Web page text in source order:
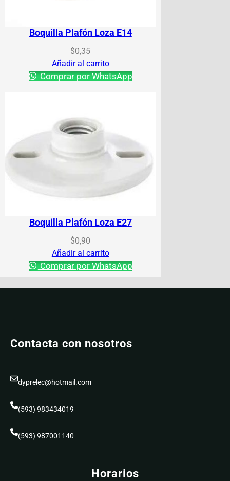
Boquilla Plafón Loza E14
$0,35
Añadir al carrito
Comprar por WhatsApp
Boquilla Plafón Loza E27
$0,90
Añadir al carrito
Comprar por WhatsApp
Contacta con nosotros
dyprelec@hotmail.com
(593) 983434019
(593) 987001140
Horarios